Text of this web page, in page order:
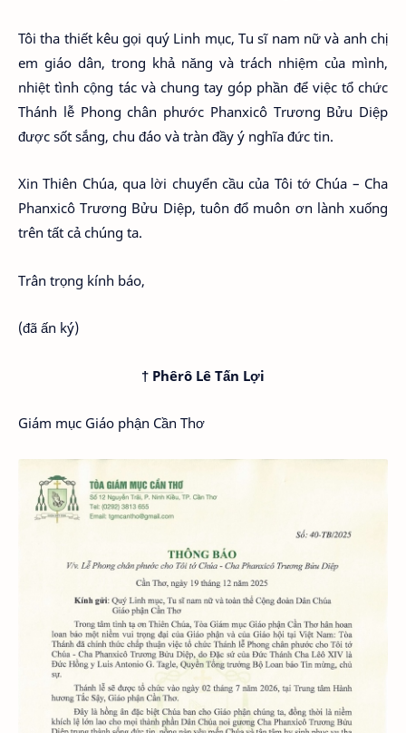
Tôi tha thiết kêu gọi quý Linh mục, Tu sĩ nam nữ và anh chị
em giáo dân, trong khả năng và trách nhiệm của mình,
nhiệt tình cộng tác và chung tay góp phần để việc tổ chức
Thánh lễ Phong chân phước Phanxicô Trương Bửu Diệp
được sốt sắng, chu đáo và tràn đầy ý nghĩa đức tin.
Xin Thiên Chúa, qua lời chuyển cầu của Tôi tớ Chúa – Cha
Phanxicô Trương Bửu Diệp, tuôn đổ muôn ơn lành xuống
trên tất cả chúng ta.
Trân trọng kính báo,
(đã ấn ký)
† Phêrô Lê Tấn Lợi
Giám mục Giáo phận Cần Thơ